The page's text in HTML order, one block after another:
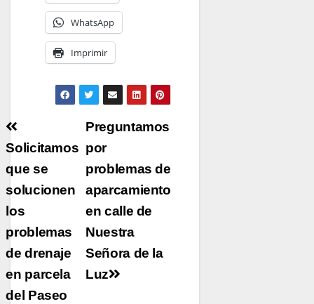
WhatsApp
Imprimir
Navegación
de
entradas
Preguntamos
por
problemas de
aparcamiento
en calle de
Nuestra
Señora de la
Luz
Solicitamos
que se
solucionen
los
problemas
de drenaje
en parcela
del Paseo